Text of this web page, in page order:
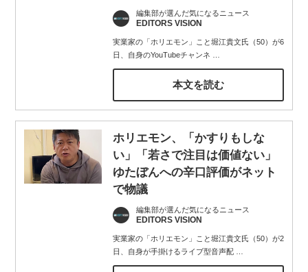
編集部が選んだ気になるニュース
EDITORS VISION
実業家の「ホリエモン」こと堀江貴文氏（50）が6
日、自身のYouTubeチャンネ
本文を読む
ホリエモン、「かすりもしな
い」「若さで注目は価値ない」
ゆたぼんへの辛口評価がネット
で物議
編集部が選んだ気になるニュース
EDITORS VISION
実業家の「ホリエモン」こと堀江貴文氏（50）が2
日、自身が手掛けるライブ型音声配…